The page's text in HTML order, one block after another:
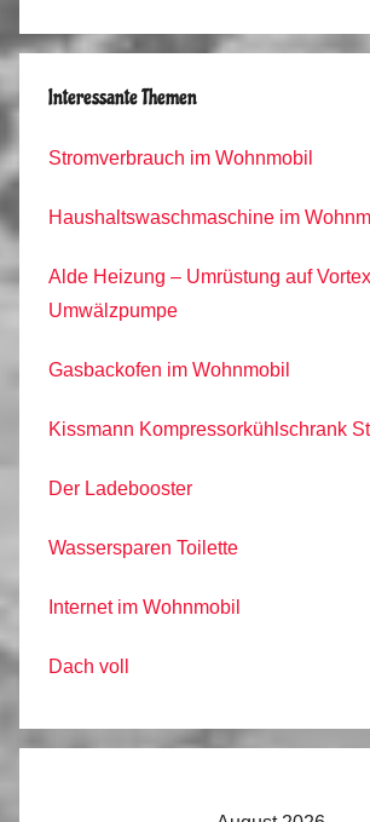
Interessante Themen
Stromverbrauch im Wohnmobil
Haushaltswaschmaschine im
Alde Heizung – Umrüstung auf Vortex
Umwälzpumpe
Gasbackofen im Wohnmobil
Kissmann Kompressorkühlschrank
Der Ladebooster
Wassersparen Toilette
Internet im Wohnmobil
Dach voll